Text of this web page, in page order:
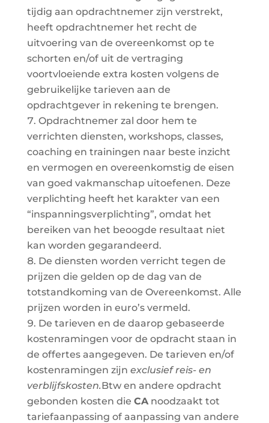
tijdig aan opdrachtnemer zijn verstrekt,
heeft opdrachtnemer het recht de
uitvoering van de overeenkomst op te
schorten en/of uit de vertraging
voortvloeiende extra kosten volgens de
gebruikelijke tarieven aan de
opdrachtgever in rekening te brengen.
Opdrachtnemer zal door hem te
verrichten diensten, workshops, classes,
coaching en trainingen naar beste inzicht
en vermogen en overeenkomstig de eisen
van goed vakmanschap uitoefenen. Deze
verplichting heeft het karakter van een
“inspanningsverplichting”, omdat het
bereiken van het beoogde resultaat niet
kan worden gegarandeerd.
De diensten worden verricht tegen de
prijzen die gelden op de dag van de
totstandkoming van de Overeenkomst. Alle
prijzen worden in euro’s vermeld.
De tarieven en de daarop gebaseerde
kostenramingen voor de opdracht staan in
de offertes aangegeven. De tarieven en/of
kostenramingen zijn exclusief reis- en
verblijfskosten.Btw en andere opdracht
gebonden kosten die CAnoodzaakt tot
tariefaanpassing of aanpassing van andere